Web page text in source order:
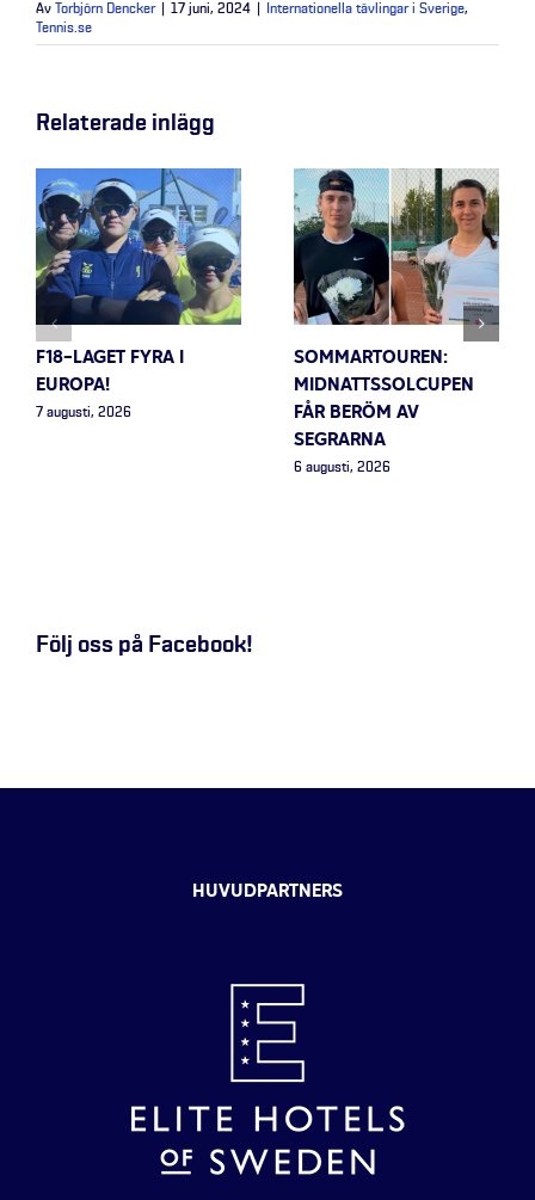
Av Torbjörn Dencker 17 juni, 2024 Internationella tävlingar i Sverige,
Tennis.se
Relaterade inlägg
F18-LAGET FYRA I
EUROPA!
7 augusti, 2026
SOMMARTOUREN:
MIDNATTSSOLCUPEN
FÅR BERÖM AV
SEGRARNA
6 augusti, 2026
Följ oss på Facebook!
HUVUDPARTNERS